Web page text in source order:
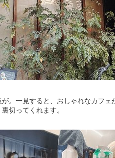
。一見すると、おしゃれなカフェ
切ってくれます。